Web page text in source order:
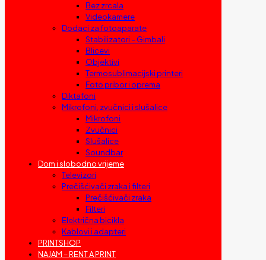
Bez zrcala
Videokamere
Dodaci za fotoaparate
Stabilizatori – Gimbali
Blicevi
Objektivi
Termosublimacijski printeri
Foto pribor i oprema
Diktafoni
Mikrofoni, zvučnici i slušalice
Mikrofoni
Zvučnici
Slušalice
Soundbar
Dom i slobodno vrijeme
Televizori
Prečišćivači zraka i filteri
Prečišćivači zraka
Filteri
Električna bicikla
Kablovi i adapteri
PRINTSHOP
NAJAM – RENT A PRINT